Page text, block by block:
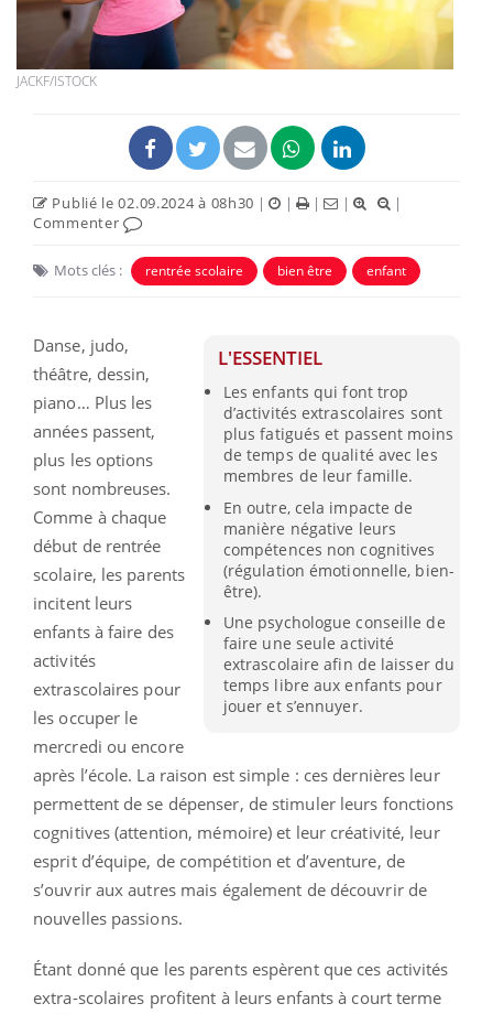
JACKF/ISTOCK
Publié le 02.09.2024 à 08h30 | | | |
|
Commenter
Mots clés : rentrée scolaire bien être enfant
L'ESSENTIEL
Les enfants qui font trop
d’activités extrascolaires sont
plus fatigués et passent moins
de temps de qualité avec les
membres de leur famille.
En outre, cela impacte de
manière négative leurs
compétences non cognitives
(régulation émotionnelle, bien-
être).
Une psychologue conseille de
faire une seule activité
extrascolaire afin de laisser du
temps libre aux enfants pour
jouer et s’ennuyer.
Danse, judo,
théâtre, dessin,
piano… Plus les
années passent,
plus les options
sont nombreuses.
Comme à chaque
début de rentrée
scolaire, les parents
incitent leurs
enfants à faire des
activités
extrascolaires pour
les occuper le
mercredi ou encore
après l’école. La raison est simple : ces dernières leur
permettent de se dépenser, de stimuler leurs fonctions
cognitives (attention, mémoire) et leur créativité, leur
esprit d’équipe, de compétition et d’aventure, de
s’ouvrir aux autres mais également de découvrir de
nouvelles passions.
Étant donné que les parents espèrent que ces activités
extra-scolaires profitent à leurs enfants à court terme